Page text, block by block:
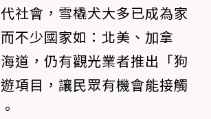
社會，雪橇犬大多已成為家
不少國家如：北美、加拿
道，仍有觀光業者推出「狗
項目，讓民眾有機會能接觸